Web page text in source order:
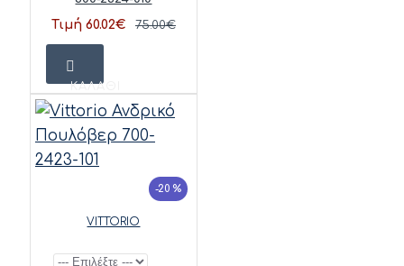
Τιμή 60.02€ 75.00€
ΚΑΛΆΘΙ
-20 %
VITTORIO